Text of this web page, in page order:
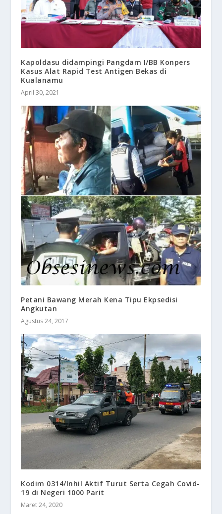
Kapoldasu didampingi Pangdam I/BB Konpers
Kasus Alat Rapid Test Antigen Bekas di
Kualanamu
April 30, 2021
Petani Bawang Merah Kena Tipu Ekpsedisi
Angkutan
Agustus 24, 2017
Kodim 0314/Inhil Aktif Turut Serta Cegah Covid-
19 di Negeri 1000 Parit
Maret 24, 2020